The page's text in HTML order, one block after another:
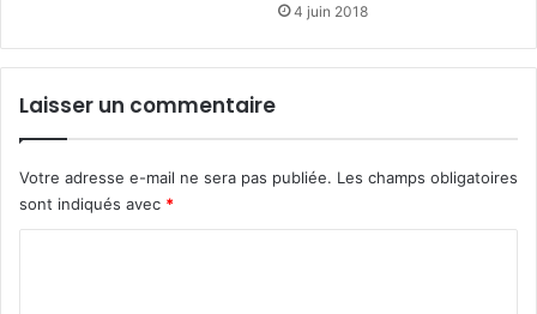
4 juin 2018
Laisser un commentaire
Votre adresse e-mail ne sera pas publiée. Les champs obligatoires
sont indiqués avec *